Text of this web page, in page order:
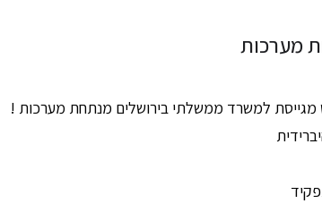
מערכות
מגייסת למשרד ממשלתי בירושלים מנתחת מערכות !